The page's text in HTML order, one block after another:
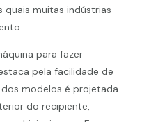
muitas indústrias
para fazer
pela facilidade de
modelos é projetada
do recipiente,